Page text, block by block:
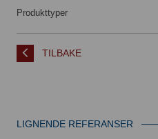
Produkttyper
TILBAKE
LIGNENDE REFERANSER